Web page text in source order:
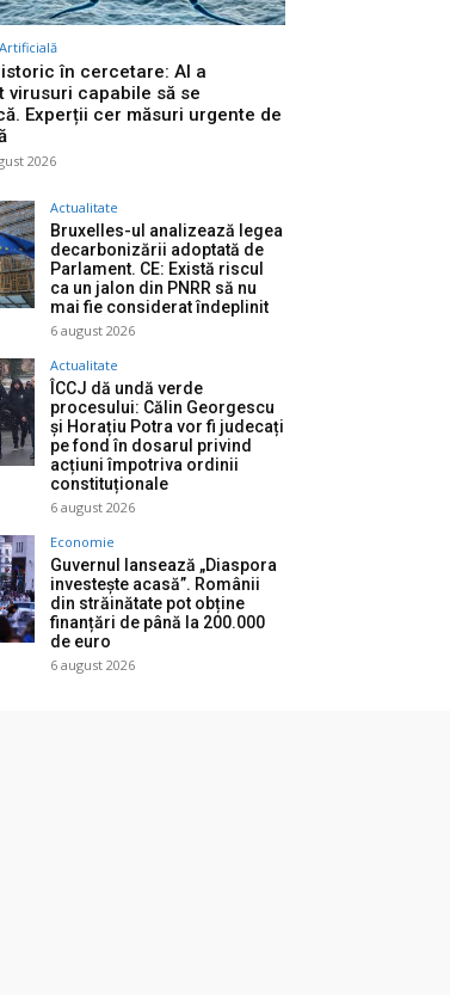
în cercetare: AI a
virusuri capabile să se
Experții cer măsuri urgente de
2026
Actualitate
Bruxelles-ul analizează legea
decarbonizării adoptată de
Parlament. CE: Există riscul
ca un jalon din PNRR să nu
mai fie considerat îndeplinit
6 august 2026
Actualitate
ÎCCJ dă undă verde
procesului: Călin Georgescu
și Horațiu Potra vor fi judecați
pe fond în dosarul privind
acțiuni împotriva ordinii
constituționale
6 august 2026
Economie
Guvernul lansează „Diaspora
investește acasă”. Românii
din străinătate pot obține
finanțări de până la 200.000
de euro
6 august 2026